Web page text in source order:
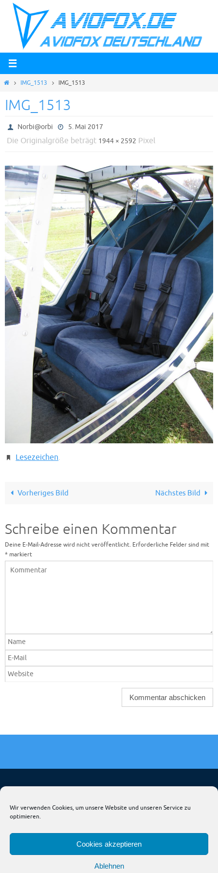
Wir verwenden Cookies, um unsere Website und unseren Service zu
optimieren.
Cookies akzeptieren
Ablehnen
Zum
Inhalt
springen
StartIMG_1513 IMG_1513
IMG_1513
Norbi@orbi 5. Mai 2017
Die Originalgröße beträgt 1944 × 2592 Pixel
Lesezeichen.
Vorheriges Bild Nächstes Bild
Schreibe einen Kommentar
Deine E-Mail-Adresse wird nicht veröffentlicht. Erforderliche Felder sind mit
* markiert
TRIG DEUTSCHLAND
All rights reserved by AVIOFOX© 2023